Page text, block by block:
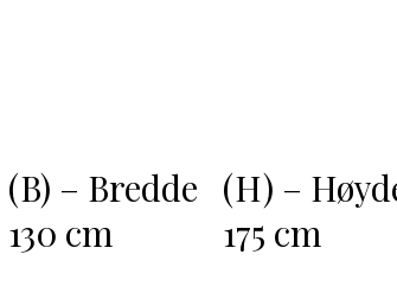
(B) – Bredde
130 cm
(H) –
175 cm